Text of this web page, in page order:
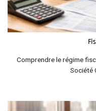
Comprendre le régime
Société